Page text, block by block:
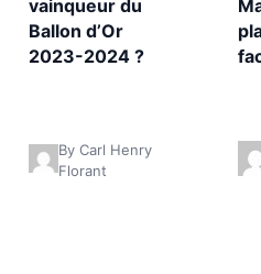
vainqueur du
Ballon d’Or
2023-2024 ?
By Carl Henry
Florant